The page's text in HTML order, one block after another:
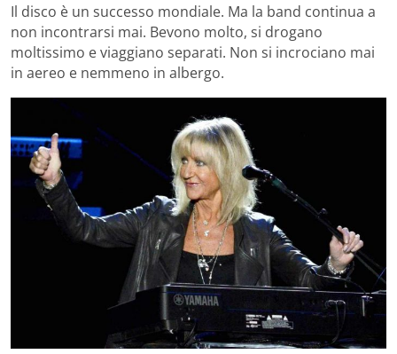
Il disco è un successo mondiale. Ma la band continua a
non incontrarsi mai. Bevono molto, si drogano
moltissimo e viaggiano separati. Non si incrociano mai
in aereo e nemmeno in albergo.